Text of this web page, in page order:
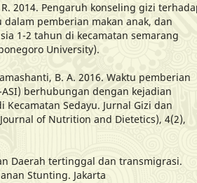
2014. Pengaruh konseling gizi
pemberian makan anak, dan
1-2 tahun di kecamatan semarang
University).
B. A. 2016. Waktu pemberian
berhubungan dengan kejadian
Sedayu. Jurnal Gizi dan
of Nutrition and Dietetics), 4(2),
Daerah tertinggal dan transmigrasi.
Stunting. Jakarta